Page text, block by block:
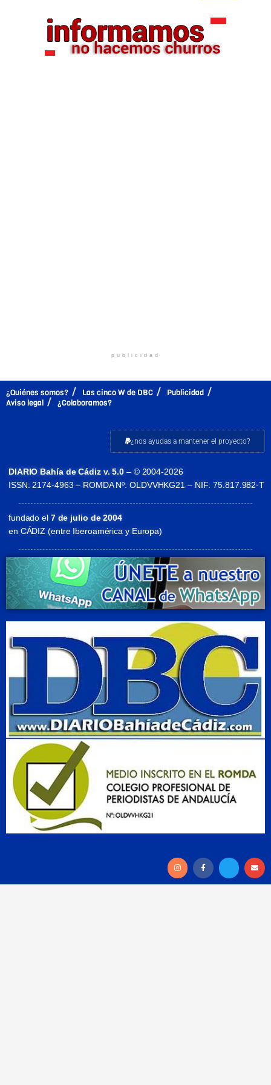
publicidad
¿Quiénes somos? Las cinco W de DBC
Publicidad
Aviso legal
¿Colaboramos?
¿nos ayudas a mantener el proyecto?
DIARIO Bahía de Cádiz v. 5.0 – © 2004-2026
ISSN: 2174-4963 – ROMDA Nº: OLDVVHKG21 – NIF: 75.817.982-T
fundado el7 de julio de 2004
en CÁDIZ (entre Iberoamérica y Europa)